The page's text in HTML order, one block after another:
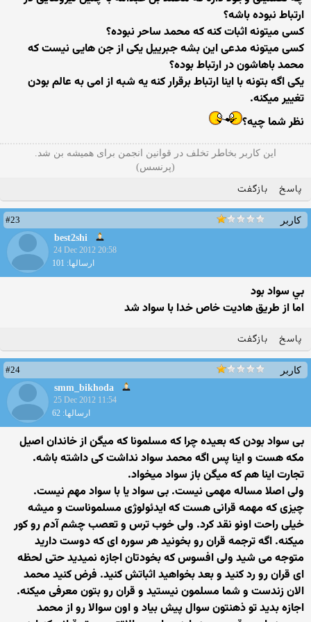
ارتباط نبوده باشه؟
کسی میتونه اثبات کنه که محمد ساحر نبوده؟
کسی میتونه مدعی این بشه جبرییل یکی از جن هایی نیست که
محمد باهاشون در ارتباط بوده؟
یکی اگه بتونه با اینا ارتباط برقرار کنه یه شبه از امی به عالم بودن
تغییر میکنه.
نظر شما چیه؟
این کاربر بخاطر تخلف در قوانین انجمن برای همیشه بن شد.
(پرنسس)
پاسخ بازگفت
کاربر
#23
best2shi
24 Dec 2012 20:58
ارسالها: 101
بي سواد بود
اما از طريق هاديت خاص خدا با سواد شد
پاسخ بازگفت
کاربر
#24
smm_bikhoda
25 Dec 2012 11:54
ارسالها: 62
بی سواد بودن که بعیده چرا که مسلمونا که میگن از خاندان اصیل
مکه هست و اینا پس اگه محمد سواد نداشت کی داشته باشه.
تجارت اینا هم که میگن باز سواد میخواد.
ولی اصلا مساله مهمی نیست. بی سواد یا با سواد مهم نیست.
چیزی که مهمه قرانی هست که ایدئولوژی مسلموناست و میشه
خیلی راحت اونو نقد کرد. ولی خوب ترس و تعصب چشم آدم رو کور
میکنه. اگه ترجمه قران رو بخونید هر سوره ای که دوست دارید
متوجه می شید ولی افسوس که بخودتان اجازه نمیدید حتی لحظه
ای قران رو رد کنید و بعد بخواهید اثباتش کنید. فرض کنید محمد
الان زندست و شما مسلمون نیستید و قران رو بتون معرفی میکنه.
اجازه بدید تو ذهنتون سوال پیش بیاد و اون سوالا رو از محمد